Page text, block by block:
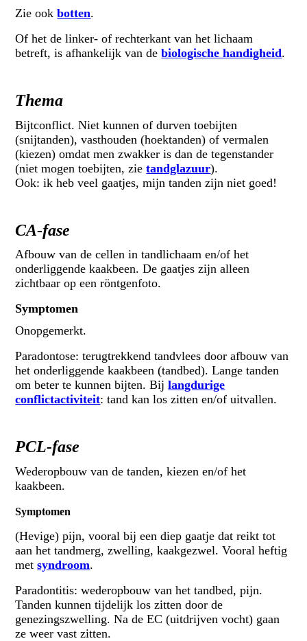
Zie ookbotten.
Of het de linker- of rechterkant van het lichaam
betreft, is afhankelijk van debiologische handigheid.
Thema
Bijtconflict. Niet kunnen of durven toebijten
(snijtanden), vasthouden (hoektanden) of vermalen
(kiezen) omdat men zwakker is dan de tegenstander
(niet mogen toebijten, zietandglazuur).
Ook: ik heb veel gaatjes, mijn tanden zijn niet goed!
CA-fase
Afbouw van de cellen in tandlichaam en/of het
onderliggende kaakbeen. De gaatjes zijn alleen
zichtbaar op een röntgenfoto.
Symptomen
Onopgemerkt.
Paradontose: terugtrekkend tandvlees door afbouw van
het onderliggende kaakbeen (tandbed). Lange tanden
om beter te kunnen bijten. Bijlangdurige
conflictactiviteit: tand kan los zitten en/of uitvallen.
PCL-fase
Wederopbouw van de tanden, kiezen en/of het
kaakbeen.
Symptomen
(Hevige) pijn, vooral bij een diep gaatje dat reikt tot
aan het tandmerg, zwelling, kaakgezwel. Vooral heftig
metsyndroom.
Paradontitis: wederopbouw van het tandbed, pijn.
Tanden kunnen tijdelijk los zitten door de
genezingszwelling. Na de EC (uitdrijven vocht) gaan
ze weer vast zitten.